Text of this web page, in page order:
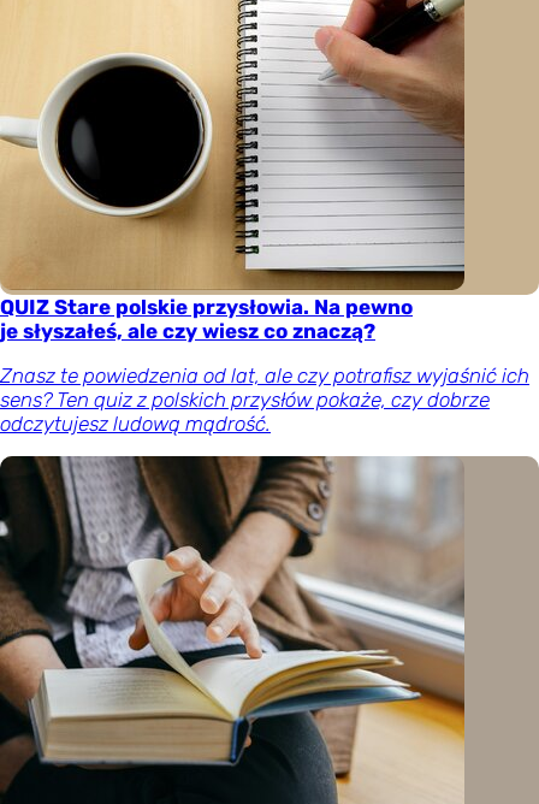
QUIZ Stare polskie przysłowia. Na pewno
je słyszałeś, ale czy wiesz co znaczą?
Znasz te powiedzenia od lat, ale czy potrafisz wyjaśnić ich
sens? Ten quiz z polskich przysłów pokaże, czy dobrze
odczytujesz ludową mądrość.